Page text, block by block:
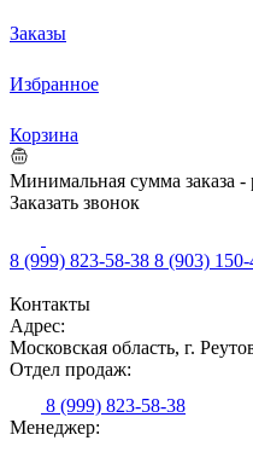
Заказы
Избранное
Корзина
Минимальная сумма заказа -
Заказать звонок
8 (999) 823-58-38 8 (903)
Контакты
Адрес:
Московская область, г.
Отдел продаж:
8 (999) 823-58-38
Менеджер: